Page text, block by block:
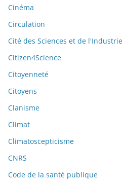
Cinéma
Circulation
Cité des Sciences et de l'Industrie
Citizen4Science
Citoyenneté
Citoyens
Clanisme
Climat
Climatoscepticisme
CNRS
Code de la santé publique